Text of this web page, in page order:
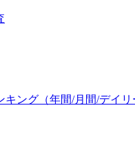
ング（年間/月間/デイリ